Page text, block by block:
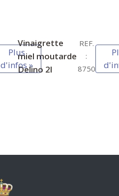
Plus
d'infos »
Vinaigrette
miel moutarde
Delino 2l
REF.
:
8750